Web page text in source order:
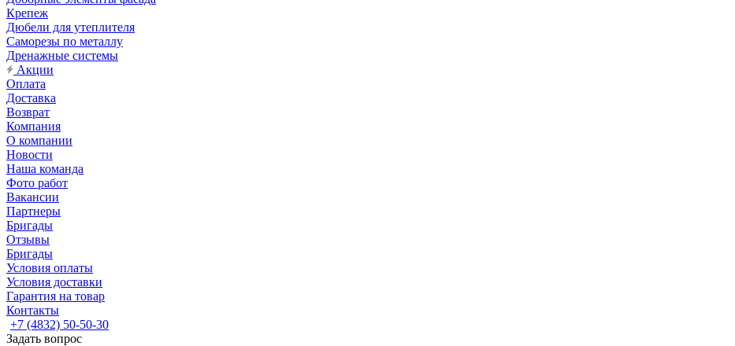
Крепеж
Дюбели для утеплителя
Саморезы по металлу
Дренажные системы
Акции
Оплата
Доставка
Возврат
Компания
О компании
Новости
Наша команда
Фото работ
Вакансии
Партнеры
Бригады
Отзывы
Бригады
Условия оплаты
Условия доставки
Гарантия на товар
Контакты
+7 (4832) 50-50-30
Задать вопрос